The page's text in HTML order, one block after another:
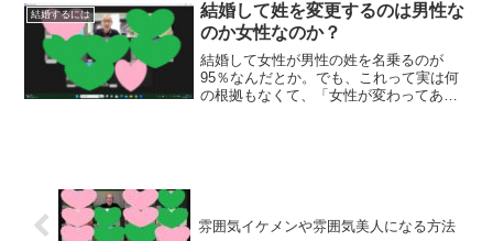
結婚するには
結婚して姓を変更するのは男性な
のか女性なのか？
結婚して女性が男性の姓を名乗るのが
95％なんだとか。でも、これって実は何
の根拠もなくて、「女性が変わってあた
雰囲気イケメンや雰囲気美人になる方法